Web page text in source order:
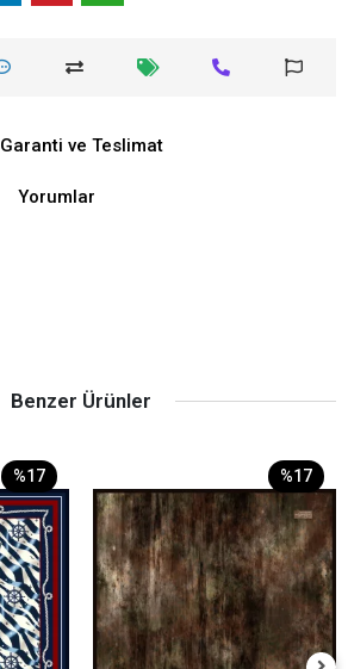
Garanti ve Teslimat
Yorumlar
Benzer Ürünler
%17 %17